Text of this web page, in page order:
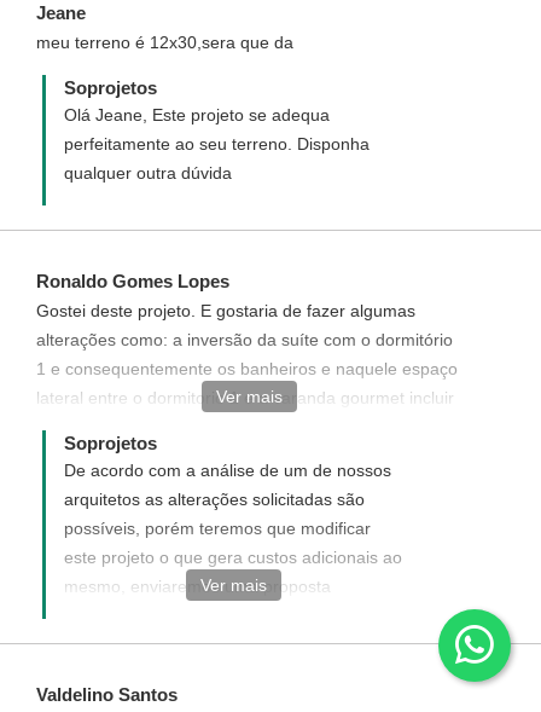
Jeane
meu terreno é 12x30,sera que da
Soprojetos
Olá Jeane, Este projeto se adequa
perfeitamente ao seu terreno. Disponha
qualquer outra dúvida
Ronaldo Gomes Lopes
Gostei deste projeto. E gostaria de fazer algumas
alterações como: a inversão da suíte com o dormitório
1 e consequentemente os banheiros e naquele espaço
lateral entre o dormitorio 1 e a varanda gourmet incluir
um pequeno banheiro e uma despensa. Gostaria de
me inteirar da viabilidade disto. Meu terreno é de 15 x
Ver mais
Soprojetos
De acordo com a análise de um de nossos
arquitetos as alterações solicitadas são
possíveis, porém teremos que modificar
este projeto o que gera custos adicionais ao
mesmo, enviaremos uma proposta
quais os custos e como adquirir este projeto
para quaisquer dúvida, será um prazer ter
Ver mais
Valdelino Santos